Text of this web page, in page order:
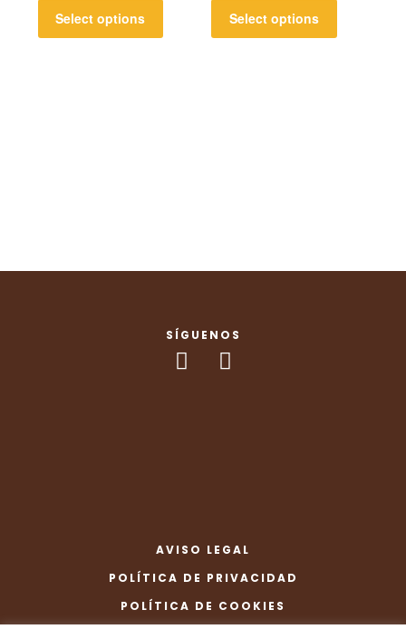
Select options Select options
SÍGUENOS
AVISO LEGAL
POLÍTICA DE PRIVACIDAD
POLÍTICA DE COOKIES